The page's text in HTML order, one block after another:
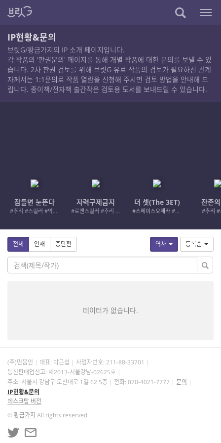
IP현황&문의
브릿G/황금가지의 IP 소개 페이지입니다.
각 작품의 '판권문의' 페이지를 통해 개별 작품에 대한 문의를 보낼 수 있
습니다. 2차 판권 검토를 위해 브릿G 유료 작품의 검토가 필요하신 관계
자께서는 1:1문의로 작품 열람을 신청해 주시면 검토 방법을 안내해 드
립니다. 종이책/전자책 출간작은 검토용 도서를 보내드릴 수 있습니다.
잠들면 눈뜬다
#추리 #스릴러 #악인 #로드레이지
자력구제금지
#로맨스릴러 #추리 #여성서사 #사적제재
더 셋(The 3ET)
#스페이스오페라 #우주활극
잔존
#추리 #
역사 등록순
전체 연재 중단편
데이터가 없습니다.
(주)민음인 대표: 박근섭 사업자번호: 211-88-33701
통신판매업신고: 제2013-서울강남-02625호
주소: 서울시 강남구 도산대로 1길 62 5층
전화: 070-4021-7777
문의
IP현황&문의
데스크탑 버전
©황금가지 All rights reserved.